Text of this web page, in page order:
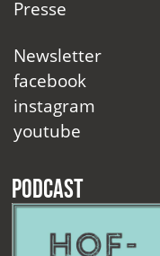
Presse
Newsletter
facebook
instagram
youtube
Podcast